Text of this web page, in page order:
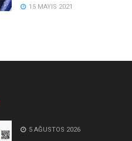
15 MAYIS 2021
5 AĞUSTOS 2026